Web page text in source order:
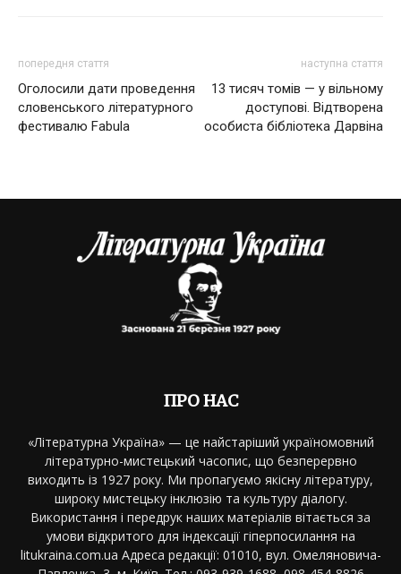
попередня стаття
Оголосили дати проведення
словенського літературного
фестивалю Fabula
наступна стаття
13 тисяч томів — у вільному
доступові. Відтворена
особиста бібліотека Дарвіна
ПРО НАС
«Літературна Україна» — це найстаріший україномовний
літературно-мистецький часопис, що безперервно
виходить із 1927 року. Ми пропагуємо якісну літературу,
широку мистецьку інклюзію та культуру діалогу.
Використання і передрук наших матеріалів вітається за
умови відкритого для індексації гіперпосилання на
litukraina.com.ua Адреса редакції: 01010, вул. Омеляновича-